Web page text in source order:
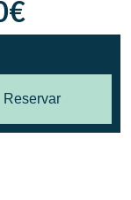
Reservar